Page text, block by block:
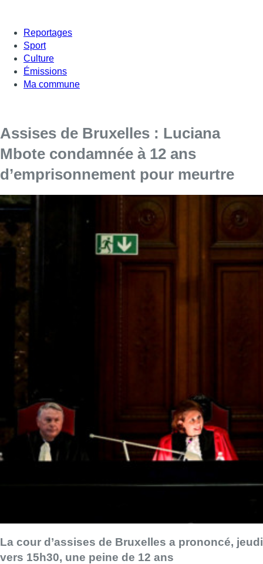
Reportages
Sport
Culture
Émissions
Ma commune
Assises de Bruxelles : Luciana
Mbote condamnée à 12 ans
d’emprisonnement pour meurtre
La cour d’assises de Bruxelles a prononcé, jeudi
vers 15h30, une peine de 12 ans